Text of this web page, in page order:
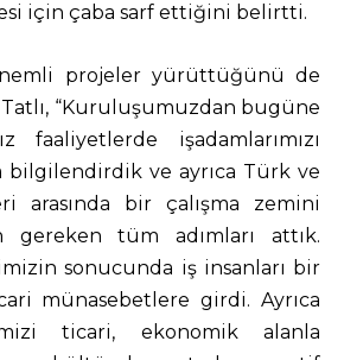
için çaba sarf ettiğini belirtti.
projeler yürüttüğünü de
“Kuruluşumuzdan bugüne
faaliyetlerde işadamlarımızı
ve ayrıca Türk ve
arasında bir çalışma zemini
tüm adımları attık.
sonucunda iş insanları bir
münasebetlere girdi. Ayrıca
ticari, ekonomik alanla